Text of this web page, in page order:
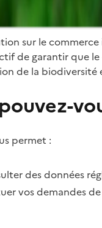
sur le
de garantir que le
de la biodiversité
permet :
des données
vos demandes